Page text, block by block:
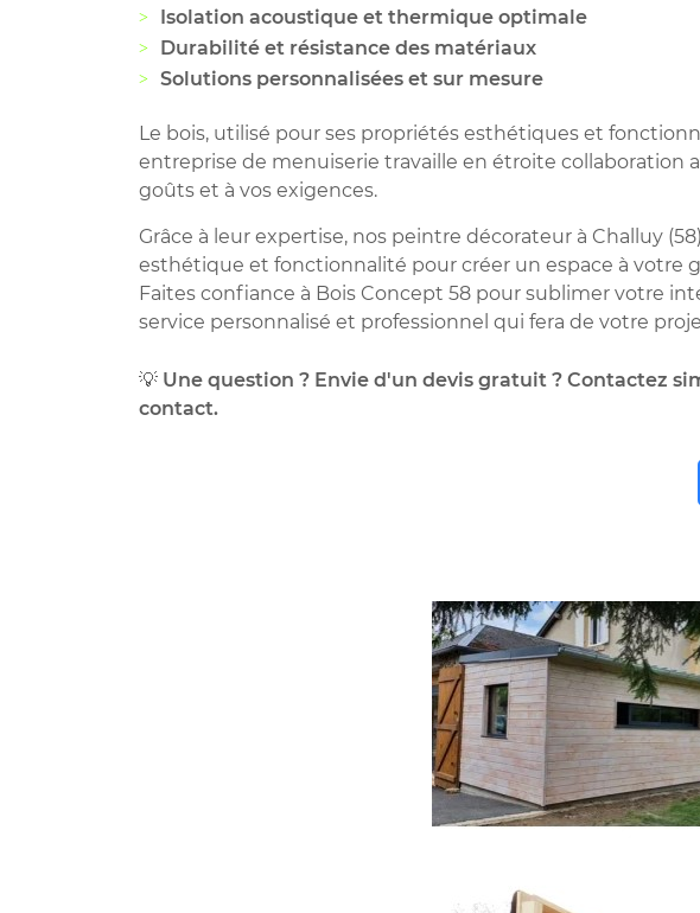
Isolation acoustique et thermique optimale
Durabilité et résistance des matériaux
Solutions personnalisées et sur mesure
Le bois, utilisé pour ses propriétés esthétiques et
entreprise de menuiserie travaille en étroite collaboration
goûts et à vos exigences.
Grâce à leur expertise, nos peintre décorateur à Challuy
esthétique et fonctionnalité pour créer un espace à votre
Faites confiance à Bois Concept 58 pour sublimer votre
service personnalisé et professionnel qui fera de votre
💡 Une question ? Envie d'un devis gratuit ? Contactez
contact.